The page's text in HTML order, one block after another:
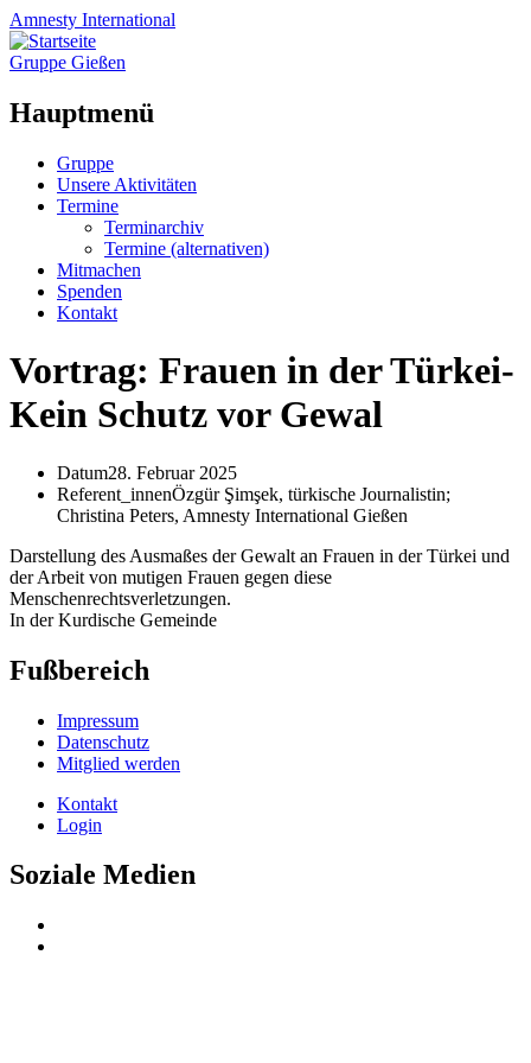
Amnesty International
Gruppe Gießen
Hauptmenü
Zum
Inhalt
springen
Gruppe
Unsere Aktivitäten
Termine
Terminarchiv
Termine (alternativen)
Mitmachen
Spenden
Kontakt
Vortrag: Frauen in der Türkei-
Kein Schutz vor Gewal
Datum28. Februar 2025
Referent_innenÖzgür Şimşek, türkische Journalistin;
Christina Peters, Amnesty International Gießen
Darstellung des Ausmaßes der Gewalt an Frauen in der Türkei und
der Arbeit von mutigen Frauen gegen diese
Menschenrechtsverletzungen.
In der Kurdische Gemeinde
Fußbereich
Impressum
Datenschutz
Mitglied werden
Kontakt
Login
Soziale Medien